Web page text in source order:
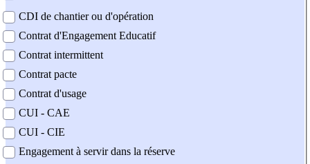
CDI de chantier ou d'opération
Contrat d'Engagement Educatif
Contrat intermittent
Contrat pacte
Contrat d'usage
CUI - CAE
CUI - CIE
Engagement à servir dans la réserve